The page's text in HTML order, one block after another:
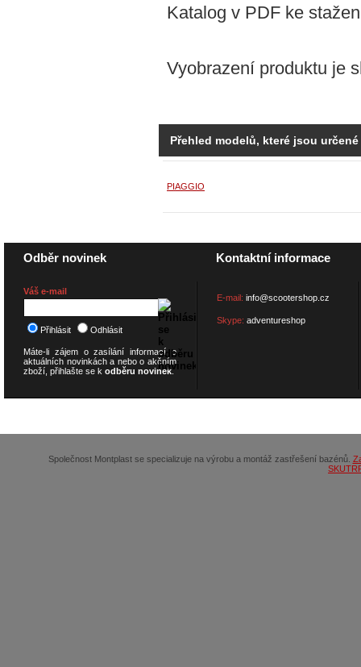
Katalog v PDF ke
Vyobrazení produktu je
Přehled modelů, které jsou
PIAGGIO
Odběr novinek
Váš e-mail
Přihlásit Odhlásit
Máte-li zájem o zasílání informací o
aktuálních novinkách a nebo o akčním
zboží, přihlašte se k odběru novinek.
Kontaktní informace
E-mail: info@scootershop.cz
Skype: adventureshop
Společnost Montplast se specializuje na výrobu a montáž zastřešení bazénů.